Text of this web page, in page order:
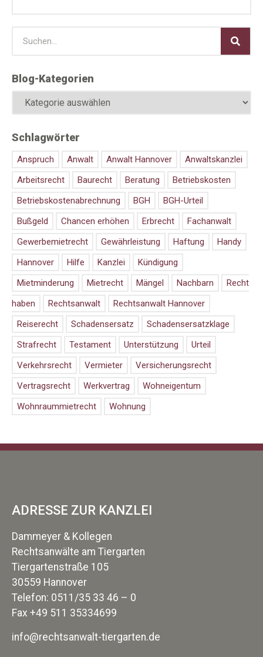
Blog-Kategorien
Schlagwörter
Anspruch Anwalt Anwalt Hannover
Anwaltskanzlei
Arbeitsrecht
Baurecht Beratung
Betriebskosten
Betriebskostenabrechnung
BGH
BGH-Urteil
Bußgeld
Chancen erhöhen Erbrecht
Fachanwalt
Gewerbemietrecht
Gewährleistung Haftung
Handy
Hannover
Hilfe Kanzlei
Kündigung
Mietminderung
Mietrecht Mängel Nachbarn
Recht
haben
Rechtsanwalt
Rechtsanwalt Hannover
Reiserecht
Schadensersatz
Schadensersatzklage
Strafrecht
Testament Unterstützung
Urteil
Verkehrsrecht
Vermieter
Versicherungsrecht
Vertragsrecht
Werkvertrag
Wohneigentum
Wohnraummietrecht
Wohnung
ADRESSE ZUR KANZLEI
Dammeyer & Kollegen
Rechtsanwälte am Tiergarten
Tiergartenstraße 105
30559 Hannover
Telefon: 0511/35 33 46 – 0
Fax +49 511 35334699
info@rechtsanwalt-tiergarten.de